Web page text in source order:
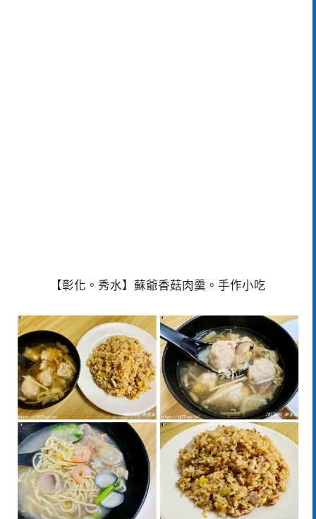
【彰化。秀水】蘇爺香菇肉羹。手作小吃